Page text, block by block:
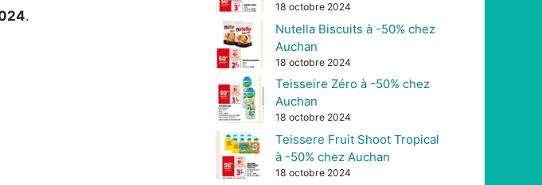
.
18 octobre 2024
Nutella Biscuits à -50% chez
Auchan
18 octobre 2024
Teisseire Zéro à -50% chez
Auchan
18 octobre 2024
Teissere Fruit Shoot Tropical
à -50% chez Auchan
18 octobre 2024